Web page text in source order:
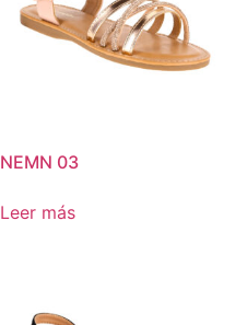
NEMN 03
Leer más